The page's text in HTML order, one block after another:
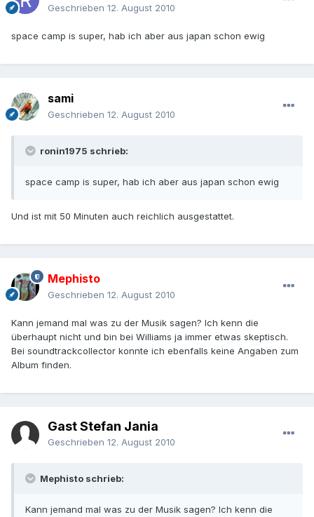
Geschrieben 12. August 2010
space camp is super, hab ich aber aus japan schon ewig
sami
Geschrieben 12. August 2010
ronin1975 schrieb:
space camp is super, hab ich aber aus japan schon ewig
Und ist mit 50 Minuten auch reichlich ausgestattet.
Mephisto
Geschrieben 12. August 2010
Kann jemand mal was zu der Musik sagen? Ich kenn die
überhaupt nicht und bin bei Williams ja immer etwas skeptisch.
Bei soundtrackcollector konnte ich ebenfalls keine Angaben zum
Album finden.
Gast Stefan Jania
Geschrieben 12. August 2010
Mephisto schrieb:
Kann jemand mal was zu der Musik sagen? Ich kenn die